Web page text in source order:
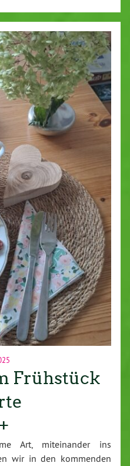
Frühstück
Art, miteinander ins
wir in den kommenden